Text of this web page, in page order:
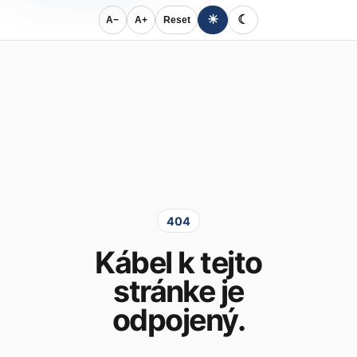
A− A+ Reset ☀ ☾
404
Kábel k tejto
stránke je
odpojený.